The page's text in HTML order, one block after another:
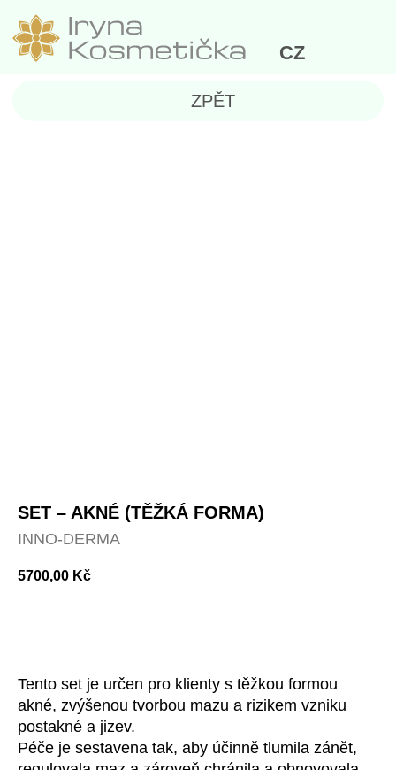
CZ
SET – AKNÉ (TĚŽKÁ FORMA)
INNO-DERMA
5700,00 Kč
Tento set je určen pro klienty s těžkou formou
akné, zvýšenou tvorbou mazu a rizikem vzniku
postakné a jizev.
Péče je sestavena tak, aby účinně tlumila zánět,